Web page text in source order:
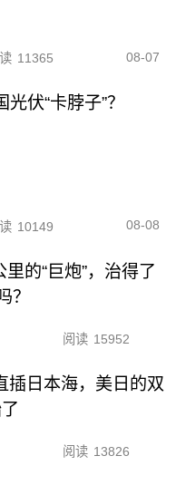
11365 08-07
伏“卡脖子”？
10149 08-08
的“巨炮”，治得了
？
阅读 15952
插日本海，美日的双
阅读 13826